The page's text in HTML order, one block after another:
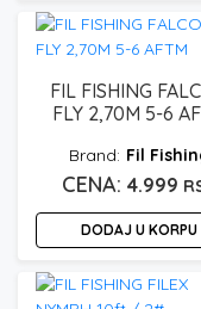
FIL FISHING
FLY 2,70M 5-6
Fil
4.999
DODAJ U KORPU